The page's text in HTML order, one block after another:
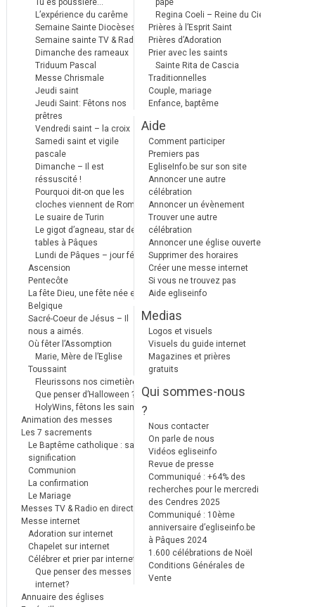
Tu es poussière…
L’expérience du carême
Semaine Sainte Diocèses
Semaine sainte TV & Radio
Dimanche des rameaux
Triduum Pascal
Messe Chrismale
Jeudi saint
Jeudi Saint: Fêtons nos
prêtres
Vendredi saint – la croix
Samedi saint et vigile
pascale
Dimanche – Il est
réssuscité !
Pourquoi dit-on que les
cloches viennent de Rome ?
Le suaire de Turin
Le gigot d’agneau, star des
tables à Pâques
Lundi de Pâques – jour férié
Ascension
Pentecôte
La fête Dieu, une fête née en
Belgique
Sacré-Coeur de Jésus – Il
nous a aimés.
Où fêter l’Assomption
Marie, Mère de l’Eglise
Toussaint
Fleurissons nos cimetières
Que penser d’Halloween ?
HolyWins, fêtons les saints !
Animation des messes
Les 7 sacrements
Le Baptême catholique : sa
signification
Communion
La confirmation
Le Mariage
Messes TV & Radio en direct
Messe internet
Adoration sur internet
Chapelet sur internet
Célébrer et prier par internet
Que penser des messes
internet?
Annuaire des églises
pape
Regina Coeli – Reine du Ciel
Prières à l’Esprit Saint
Prières d’Adoration
Prier avec les saints
Sainte Rita de Cascia
Traditionnelles
Couple, mariage
Enfance, baptême
Aide
Comment participer
Premiers pas
EgliseInfo.be sur son site
Annoncer une autre
célébration
Annoncer un évènement
Trouver une autre
célébration
Annoncer une église ouverte
Supprimer des horaires
Créer une messe internet
Si vous ne trouvez pas
Aide egliseinfo
Medias
Logos et visuels
Visuels du guide internet
Magazines et prières
gratuits
Qui sommes-nous
?
Nous contacter
On parle de nous
Vidéos egliseinfo
Revue de presse
Communiqué : +64% des
recherches pour le mercredi
des Cendres 2025
Communiqué : 10ème
anniversaire d’egliseinfo.be
à Pâques 2024
1.600 célébrations de Noël
Conditions Générales de
Vente